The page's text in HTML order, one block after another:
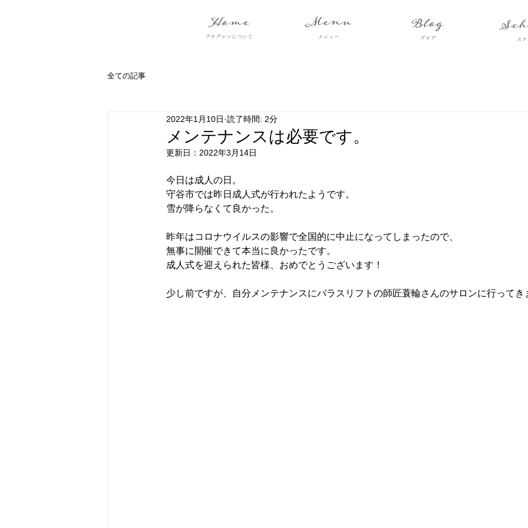
全ての記事
メンテナンスは必要です。
2022年1月10日 読了時間: 2分
更新日： 2022年3月14日
今日は成人の日。
守谷市では昨日成人式が行われたようです。
雪が降らなくて良かった。
昨年はコロナウイルスの影響で全国的に中止になってしまったので、
無事に開催できて本当に良かったです。
成人式を迎えられた皆様、おめでとうございます！
少し前ですが、自分メンテナンスにバラスリフトの師匠蓑輪さんのサロンに行ってき